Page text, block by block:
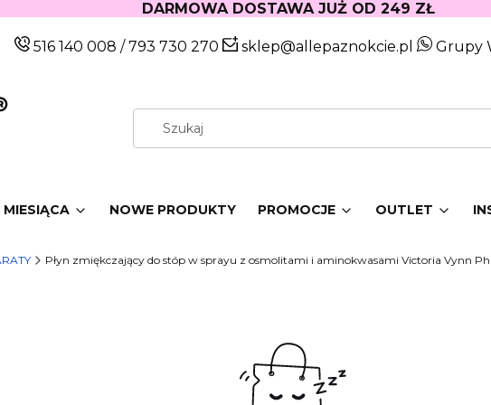
DARMOWA DOSTAWA JUŻ OD 249 ZŁ
516 140 008 /793 730 270 sklep@allepaznokcie.pl Grupy
MIESIĄCA NOWE PRODUKTY PROMOCJE OUTLET
Płyn zmiękczający do stóp w sprayu z osmolitami i aminokwasami Victoria Vynn